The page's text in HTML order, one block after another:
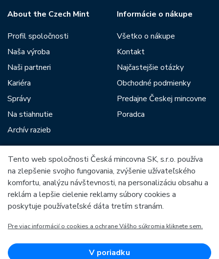
About the Czech Mint
Profil spoločnosti
Naša výroba
Naši partneri
Kariéra
Správy
Na stiahnutie
Archív razieb
Informácie o nákupe
Všetko o nákupe
Kontakt
Najčastejšie otázky
Obchodné podmienky
Predajne Českej mincovne
Poradca
Medzi našich partnerov patria:
Európska únia
OP Podnikanie a inovácie pre konkurencieschopnosť
Tento web spoločnosti Česká mincovna SK, s.r.o. používa
na zlepšenie svojho fungovania, zvýšenie užívateľského
komfortu, analýzu návštevnosti, na personalizáciu obsahu a
reklám a lepšie cielenie reklamy súbory cookies a
poskytuje používateľské dáta tretím stranám.
Pre viac informácií o cookies a ochrane Vášho súkromia kliknete sem.
V poriadku